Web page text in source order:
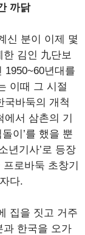
까닭
신 분이 이제 몇
한 김인 九단보
1950~60년대를
이때 그 시절
국바둑의 개척
에서 삼촌의 기
이’를 했을 뿐
년기사’로 등장
로바둑 초창기
다.
집을 짓고 거주
과 한국을 오가